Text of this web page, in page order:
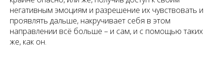
негативным эмоциям и разрешение их чувствовать и
проявлять дальше, накручивает себя в этом
направлении всё больше – и сам, и с помощью таких
же, как он.